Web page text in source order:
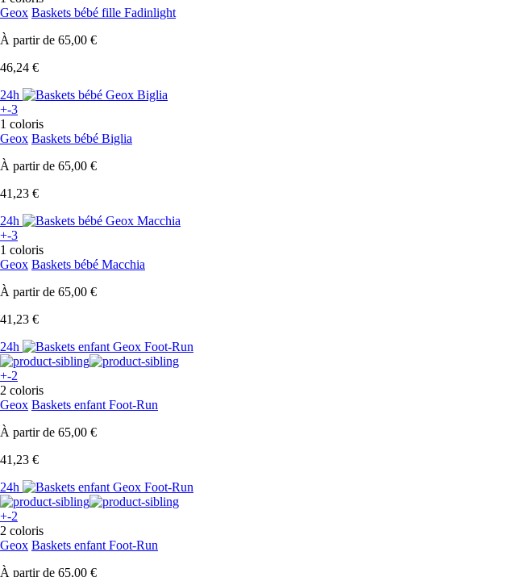
Geox Baskets bébé fille Fadinlight
À partir de 65,00 €
46,24 €
24h
+-3
1 coloris
Geox Baskets bébé Biglia
À partir de 65,00 €
41,23 €
24h
+-3
1 coloris
Geox Baskets bébé Macchia
À partir de 65,00 €
41,23 €
24h
+-2
2 coloris
Geox Baskets enfant Foot-Run
À partir de 65,00 €
41,23 €
24h
+-2
2 coloris
Geox Baskets enfant Foot-Run
À partir de 65,00 €